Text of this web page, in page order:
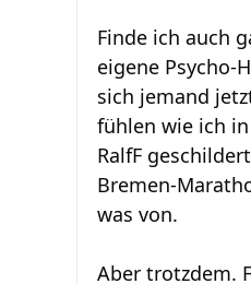
Finde ich auch
eigene Psycho-
sich jemand
fühlen wie ich
RalfF
Bremen-
was von.
Aber trotzdem.